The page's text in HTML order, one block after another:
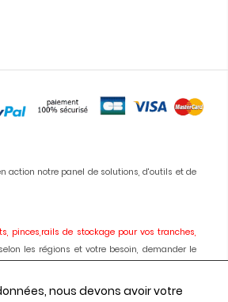
action notre panel de solutions, d'outils et de
pinces,rails de stockage pour vos tranches,
les régions et votre besoin, demander le
antitachesetc... Vous pouvez commander en
nous devons avoir votre